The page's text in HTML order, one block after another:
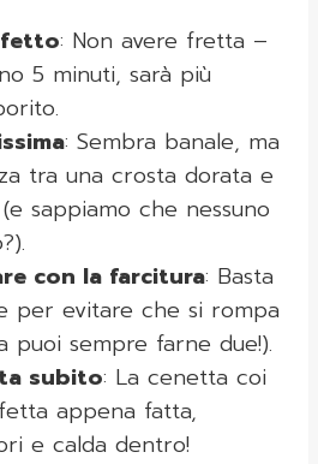
: Non avere fretta –
5 minuti, sarà più
: Sembra banale, ma
tra una crosta dorata e
sappiamo che nessuno
con la farcitura: Basta
per evitare che si rompa
puoi sempre farne due!).
subito: La cenetta coi
appena fatta,
e calda dentro!